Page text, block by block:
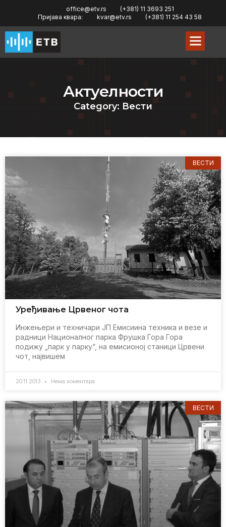
office@etv.rs
(+381) 11 3693 251
Пријава квара:
kvar@etv.rs (+381) 11 254 43 58
Актуелности
Category: Вести
ВЕСТИ
Урeђивањe Црвeног чота
Инжeњeри и тeхничари JП Eмисиина тeхника и вeзe и
радници Националног парка Фрушка Гора Гора
подижу „парк у парку“, на eмисионој станици Црвeни
чот, највишeм
20.11.2013 Нема коментара
ВЕСТИ